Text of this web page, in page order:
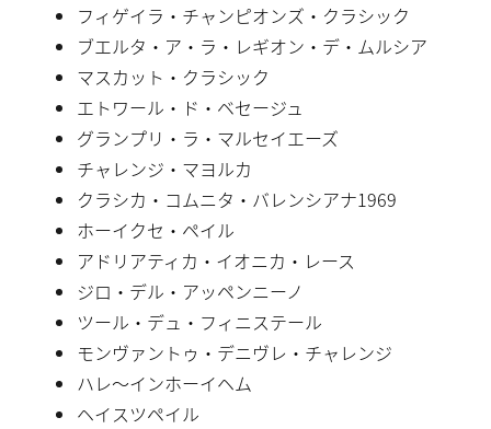
フィゲイラ・チャンピオンズ・クラシック
ブエルタ・ア・ラ・レギオン・デ・ムルシア
マスカット・クラシック
エトワール・ド・ベセージュ
グランプリ・ラ・マルセイエーズ
チャレンジ・マヨルカ
クラシカ・コムニタ・バレンシアナ1969
ホーイクセ・ペイル
アドリアティカ・イオニカ・レース
ジロ・デル・アッペンニーノ
ツール・デュ・フィニステール
モンヴァントゥ・デニヴレ・チャレンジ
ハレ〜インホーイヘム
ヘイスツペイル